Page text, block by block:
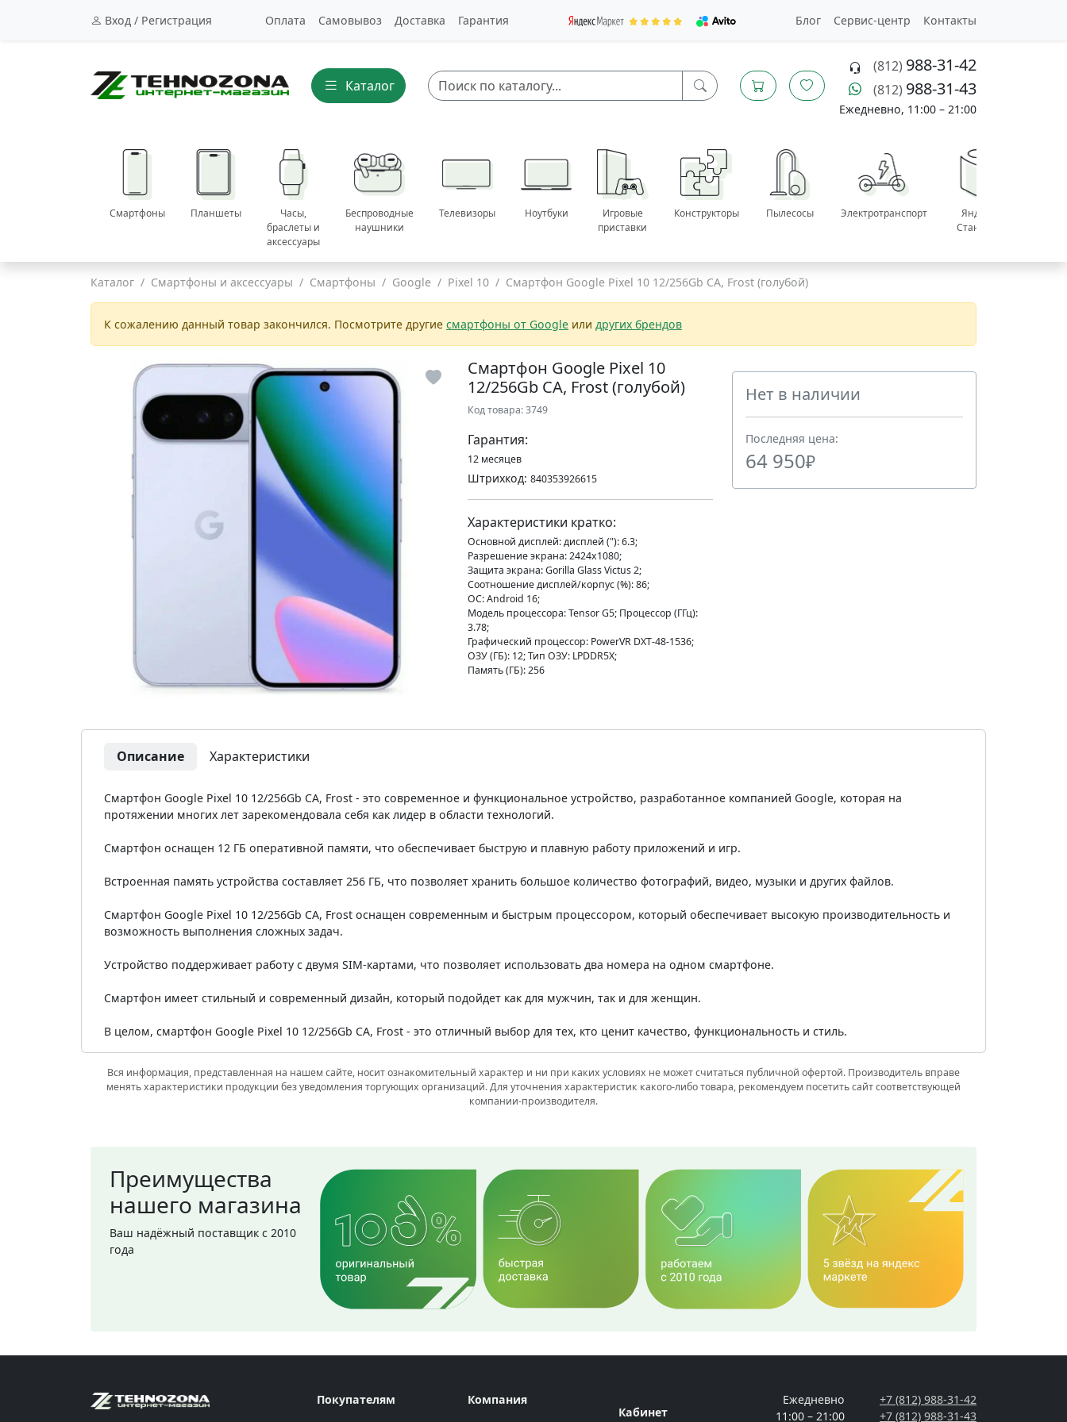
Вход / Регистрация Оплата Самовывоз Доставка Гарантия Блог Сервис-центр Контакты
Каталог
(812) 988-31-42
(812) 988-31-43
Ежедневно, 11:00 – 21:00
Смартфоны Планшеты
Часы,
браслеты и
аксессуары
Беспроводные
наушники
Телевизоры Ноутбуки
Игровые
приставки
Конструкторы Пылесосы Электротранспорт
Яндекс
Станции
Каталог Смартфоны и аксессуары Смартфоны Google Pixel 10 Смартфон Google Pixel 10 12/256Gb CA, Frost (голубой)
К сожалению данный товар закончился. Посмотрите другие смартфоны от Google или других брендов
Смартфон Google Pixel 10
12/256Gb CA, Frost (голубой)
Код товара: 3749
Гарантия:
12 месяцев
Штрихкод: 840353926615
Характеристики кратко:
Основной дисплей: дисплей ("): 6.3;
Разрешение экрана: 2424x1080;
Защита экрана: Gorilla Glass Victus 2;
Соотношение дисплей/корпус (%): 86;
ОС: Android 16;
Модель процессора: Tensor G5; Процессор (ГГц):
3.78;
Графический процессор: PowerVR DXT-48-1536;
ОЗУ (ГБ): 12; Тип ОЗУ: LPDDR5X;
Память (ГБ): 256
Нет в наличии
Последняя цена:
64 950₽
Описание Характеристики
Смартфон Google Pixel 10 12/256Gb CA, Frost - это современное и функциональное устройство, разработанное компанией Google, которая на
протяжении многих лет зарекомендовала себя как лидер в области технологий.
Смартфон оснащен 12 ГБ оперативной памяти, что обеспечивает быструю и плавную работу приложений и игр.
Встроенная память устройства составляет 256 ГБ, что позволяет хранить большое количество фотографий, видео, музыки и других файлов.
Смартфон Google Pixel 10 12/256Gb CA, Frost оснащен современным и быстрым процессором, который обеспечивает высокую производительность и
возможность выполнения сложных задач.
Устройство поддерживает работу с двумя SIM-картами, что позволяет использовать два номера на одном смартфоне.
Смартфон имеет стильный и современный дизайн, который подойдет как для мужчин, так и для женщин.
В целом, смартфон Google Pixel 10 12/256Gb CA, Frost - это отличный выбор для тех, кто ценит качество, функциональность и стиль.
Вся информация, представленная на нашем сайте, носит ознакомительный характер и ни при каких условиях не может считаться публичной офертой. Производитель вправе
менять характеристики продукции без уведомления торгующих организаций. Для уточнения характеристик какого-либо товара, рекомендуем посетить сайт соответствующей
компании-производителя.
Преимущества
нашего магазина
Ваш надёжный поставщик с 2010
года
Ежедневно
11:00 – 21:00
+7 (812) 988-31-42
+7 (812) 988-31-43
Покупателям
Компания
Кабинет